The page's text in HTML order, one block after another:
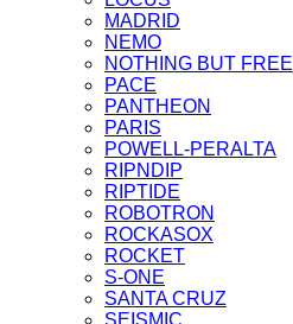
MADRID
NEMO
NOTHING BUT FREE
PACE
PANTHEON
PARIS
POWELL-PERALTA
RIPNDIP
RIPTIDE
ROBOTRON
ROCKASOX
ROCKET
S-ONE
SANTA CRUZ